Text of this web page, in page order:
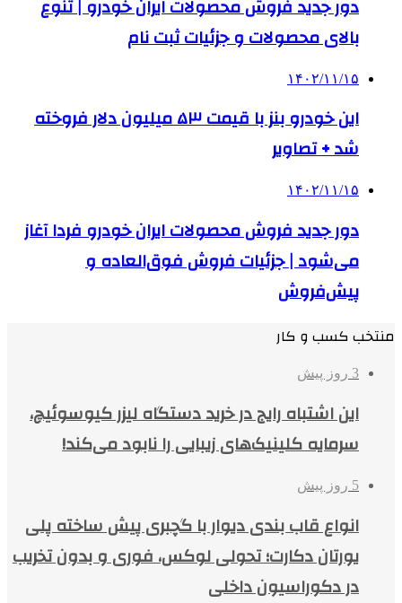
دور جدید فروش محصولات ایران خودرو | تنوع
بالای محصولات و جزئیات ثبت نام
۱۴۰۲/۱۱/۱۵
این خودرو بنز با قیمت ۵٣ میلیون دلار فروخته
شد + تصاویر
۱۴۰۲/۱۱/۱۵
دور جدید فروش محصولات ایران خودرو فردا آغاز
می‌شود | جزئیات فروش فوق‌العاده و
پیش‌فروش
منتخب کسب و کار
3 روز پیش
این اشتباه رایج در خرید دستگاه لیزر کیوسوئیچ،
سرمایه کلینیک‌های زیبایی را نابود می‌کند!
5 روز پیش
انواع قاب بندی دیوار با گچبری پیش ساخته پلی
یورتان دکارت؛ تحولی لوکس، فوری و بدون تخریب
در دکوراسیون داخلی